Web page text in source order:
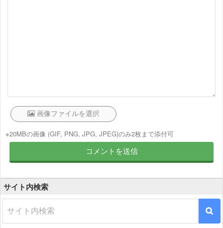
※20MBの画像 (GIF, PNG, JPG, JPEG)のみ2枚まで添付可
サイト内検索